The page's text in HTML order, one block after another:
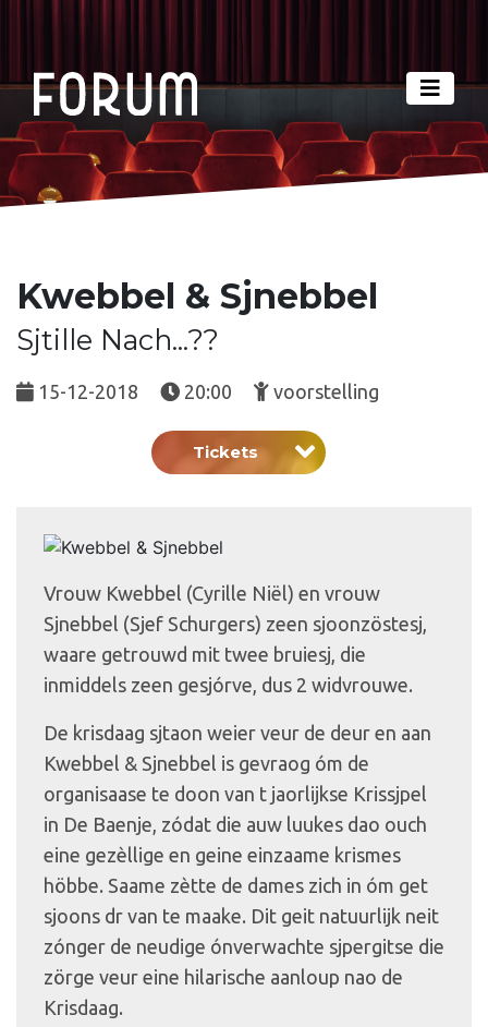
Kwebbel & Sjnebbel
Sjtille Nach...??
15-12-2018 20:00 voorstelling
Tickets
Vrouw Kwebbel (Cyrille Niël) en vrouw
Sjnebbel (Sjef Schurgers) zeen sjoonzöstesj,
waare getrouwd mit twee bruiesj, die
inmiddels zeen gesjórve, dus 2 widvrouwe.
De krisdaag sjtaon weier veur de deur en aan
Kwebbel & Sjnebbel is gevraog óm de
organisaase te doon van t jaorlijkse Krissjpel
in De Baenje, zódat die auw luukes dao ouch
eine gezèllige en geine einzaame krismes
höbbe. Saame zètte de dames zich in óm get
sjoons dr van te maake. Dit geit natuurlijk neit
zónger de neudige ónverwachte sjpergitse die
zörge veur eine hilarische aanloup nao de
Krisdaag.